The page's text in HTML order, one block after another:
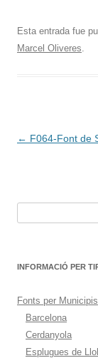
Esta entrada fue
Marcel Oliveres.
Navegación
← F064-Font de
INFORMACIÓ PER
Fonts per Municipis
Barcelona
Cerdanyola
Esplugues de